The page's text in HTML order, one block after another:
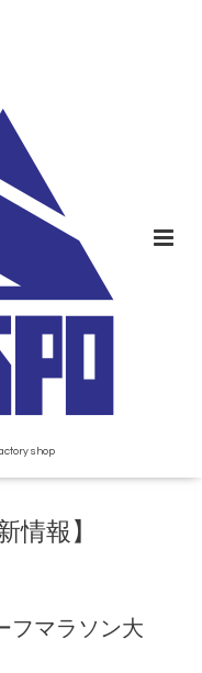
shop
情報】
フマラソン大